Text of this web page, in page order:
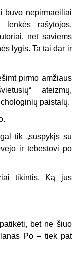
buvo nepirmaeiliai
lenkės rašytojos,
net saviems
lygis. Ta tai dar ir
pirmo amžiaus
ateizmų,
paistalų.
tik „suspykįs su
ir tebestovi po
tikintis. Ką jūs
bet ne šiuo
Po – tiek pat